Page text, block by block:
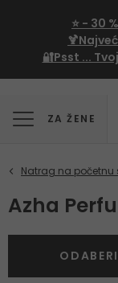
⭐ - 30 %
🔐Psst ...
ZA ŽENE
Azha